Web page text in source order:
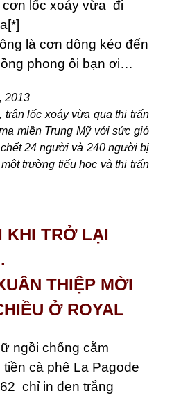
lốc xoáy vừa đi
là cơn dông kéo đến
phong ôi bạn ơi…
2013
trận lốc xoáy vừa qua thị trấn
miền Trung Mỹ với sức gió
24 người và 240 người bị
trường tiểu học và thị trấn
KHI TRỞ LẠI
THIỆP MỜI
Ở ROYAL
ngồi chống cằm
cà phê La Pagode
chỉ in đen trắng